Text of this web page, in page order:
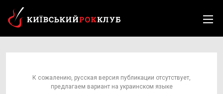
К сожалению, русская версия публикации отсутствует,
предлагаем вариант на украинском языке